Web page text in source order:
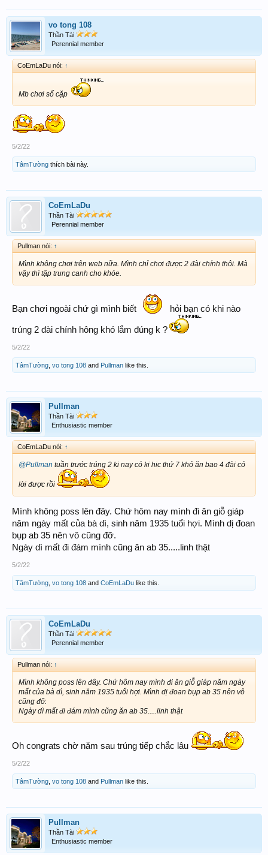
vo tong 108
Thần Tài
Perennial member
CoEmLaDu nói: ↑
Mb chơi số cặp
5/2/22
TâmTường thích bài này.
CoEmLaDu
Thần Tài
Perennial member
Pullman nói: ↑
Mình không chơi trên web nữa. Mình chỉ chơi được 2 đài chính thôi. Mà
vậy thì tập trung canh cho khỏe.
Bạn chơi ngoài chứ gì mình biết hỏi bạn có khi nào
trúng 2 đài chính hông khó lắm đúng k ?
5/2/22
TâmTường vo tong 108 and Pullman like this.
Pullman
Thần Tài
Enthusiastic member
CoEmLaDu nói: ↑
@Pullman tuần trước trúng 2 ki nay có ki hic thứ 7 khó ăn bao 4 đài có
lời được rồi
Mình không poss lên đây. Chứ hôm nay mình đi ăn giỗ giáp
năm ngày mất của bà dì, sinh năm 1935 tuổi hợi. Mình dị đoan
bụp ab 35 nên vô cũng đỡ.
Ngày dì mất đi đám mình cũng ăn ab 35.....linh thật
5/2/22
TâmTường vo tong 108 and CoEmLaDu like this.
CoEmLaDu
Thần Tài
Perennial member
Pullman nói: ↑
Mình không poss lên đây. Chứ hôm nay mình đi ăn giỗ giáp năm ngày
mất của bà dì, sinh năm 1935 tuổi hợi. Mình dị đoan bụp ab 35 nên vô
cũng đỡ.
Ngày dì mất đi đám mình cũng ăn ab 35.....linh thật
Oh congrats chờ năm sau trúng tiếp chắc lâu
5/2/22
TâmTường vo tong 108 and Pullman like this.
Pullman
Thần Tài
Enthusiastic member